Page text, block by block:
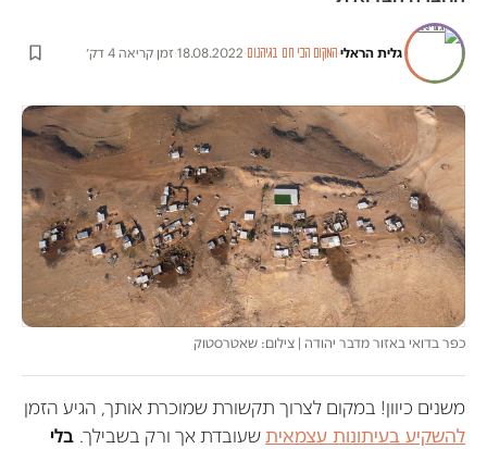
גלית הראלי·המקום הכי חם בגיהנום·
18.08.2022
·זמן קריאה 4 דק׳
משנים כיוון! במקום לצרוך תקשורת שמוכרת אותך, הגיע הזמן
להשקיע בעיתונות עצמאיתשעובדת אך ורק בשבילך. בלי